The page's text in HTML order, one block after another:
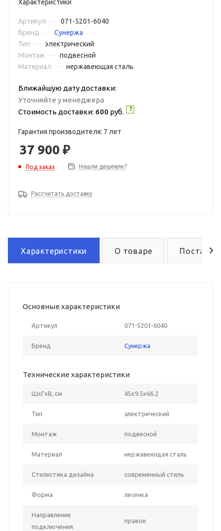
Характеристики
Артикул
071-5201-6040
Бренд
Сунержа
Тип
электрический
Монтаж
подвесной
Материал
нержавеющая сталь
Ближайшую дату доставки:
Уточняйте у менеджера
Стоимость доставки: 600 руб.
Гарантия производителя: 7 лет
37 900 ₽
Под заказ Нашли дешевле?
Рассчитать доставку
Характеристики О товаре Поставка
Основные характеристики
Артикул 071-5201-6040
Бренд Сунержа
Технические характеристики
ШxГxВ, см 45x9.5x66.2
Тип электрический
Монтаж подвесной
Материал нержавеющая сталь
Стилистика дизайна современный стиль
Форма лесенка
Направление
подключения
правое